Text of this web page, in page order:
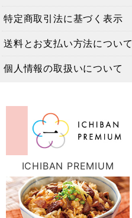
特定商取引法に基づく表示
送料とお支払い方法について
個人情報の取扱いについて
ICHIBAN PREMIUM